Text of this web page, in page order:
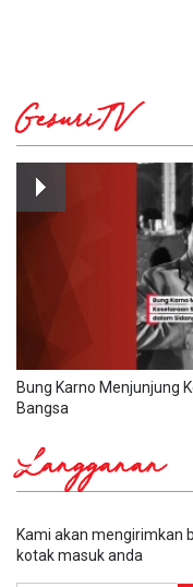
GesuriTV
Bung Karno Menjunjung
Bangsa
Langganan
Kami akan mengirimkan
kotak masuk anda